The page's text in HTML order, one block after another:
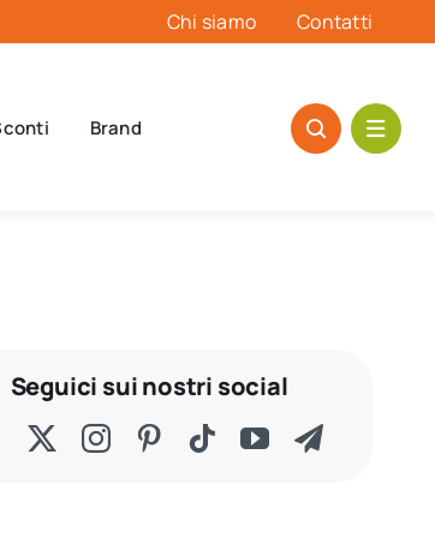
Chi siamo Contatti
Brand
Seguici sui nostri social